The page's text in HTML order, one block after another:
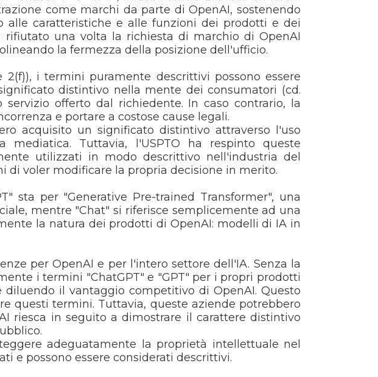
come marchi da parte di OpenAI, sostenendo
caratteristiche e alle funzioni dei prodotti e dei
rifiutato una volta la richiesta di marchio di OpenAI
la fermezza della posizione dell'ufficio.
i termini puramente descrittivi possono essere
distintivo nella mente dei consumatori (cd.
offerto dal richiedente. In caso contrario, la
e portare a costose cause legali.
acquisito un significato distintivo attraverso l'uso
Tuttavia, l'USPTO ha respinto queste
utilizzati in modo descrittivo nell'industria del
voler modificare la propria decisione in merito.
sta per "Generative Pre-trained Transformer", una
mentre "Chat" si riferisce semplicemente ad una
la natura dei prodotti di OpenAI: modelli di IA in
per OpenAI e per l'intero settore dell'IA. Senza la
i termini "ChatGPT" e "GPT" per i propri prodotti
il vantaggio competitivo di OpenAI. Questo
questi termini. Tuttavia, queste aziende potrebbero
riesca in seguito a dimostrare il carattere distintivo
adeguatamente la proprietà intellettuale nel
e possono essere considerati descrittivi.